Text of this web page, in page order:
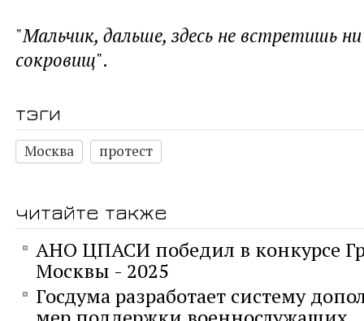
"Мальчик, дальше, здесь не встретишь ни
сокровищ".
тэги
Москва протест
читайте также
АНО ЦПАСИ победил в конкурсе
Москвы - 2025
Госдума разработает систему